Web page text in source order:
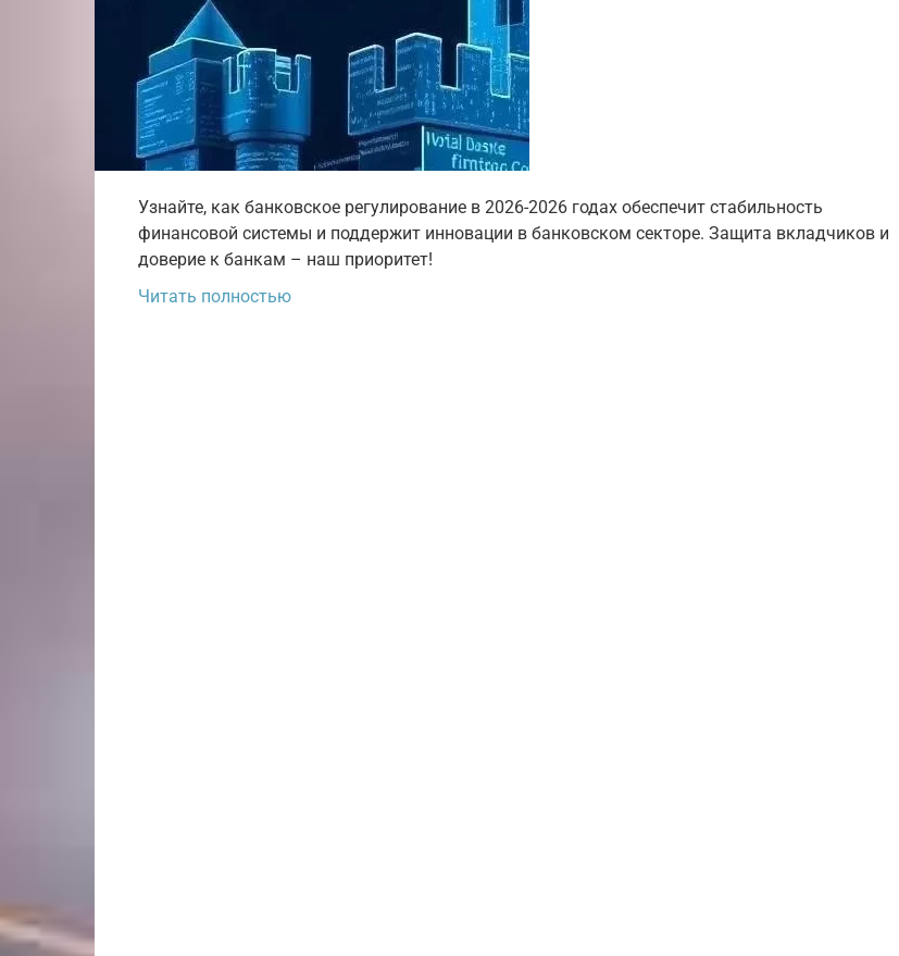
Узнайте, как банковское регулирование в 2026-2026 годах обеспечит стабильность
финансовой системы и поддержит инновации в банковском секторе. Защита вкладчиков и
доверие к банкам – наш приоритет!
Читать полностью